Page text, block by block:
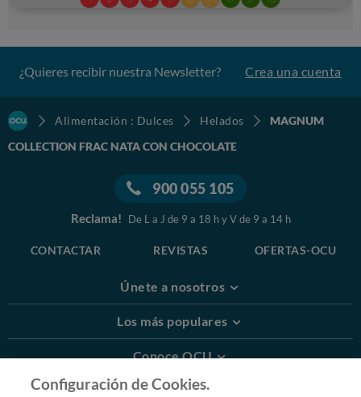
¿Quieres recibir nuestra Newsletter? Crea una cuenta
Alimentación : Dulces Helados
MAGNUM
COLLECTION FRAC NATA CON CHOCOLATE
900 055 105
Reclama! De L a J de 9 a 18 h y V de 9 a 14 h
CONTACTAR REVISTAS OFERTAS-OCU
Únete a nosotros
Los más populares
Conoce OCU
Más Información
Configuración de Cookies.